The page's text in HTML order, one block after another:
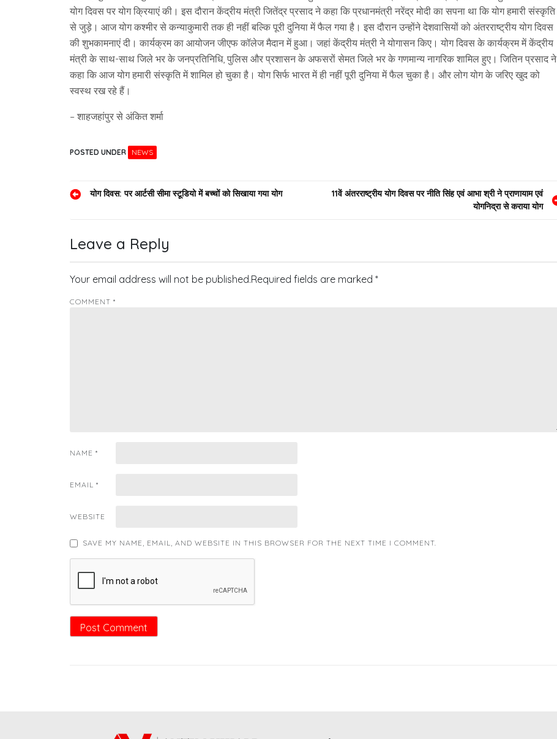
योग दिवस पर योग क्रियाएं की। इस दौरान केंद्रीय मंत्री जितेंद्र प्रसाद ने कहा कि प्रधानमंत्री नरेंद्र मोदी का सपना था कि योग हमारी संस्कृति
से जुड़े। आज योग कश्मीर से कन्याकुमारी तक ही नहीं बल्कि पूरी दुनिया में फैल गया है। इस दौरान उन्होंने देशवासियों को अंतरराष्ट्रीय योग दिवस
की शुभकामनाएं दी। कार्यक्रम का आयोजन जीएफ कॉलेज मैदान में हुआ। जहां केंद्रीय मंत्री ने योगासन किए। योग दिवस के कार्यक्रम में केंद्रीय
मंत्री के साथ-साथ जिले भर के जनप्रतिनिधि, पुलिस और प्रशासन के अफसरों सेमत जिले भर के गणमान्य नागरिक शामिल हुए। जितिन प्रसाद ने
कहा कि आज योग हमारी संस्कृति में शामिल हो चुका है। योग सिर्फ भारत में ही नहीं पूरी दुनिया में फैल चुका है। और लोग योग के जरिए खुद को
स्वस्थ रख रहे हैं।
– शाहजहांपुर से अंकित शर्मा
POSTED UNDER NEWS
Postयोग दिवस: पर आर्टसी सीमा स्टूडियो में बच्चों को सिखाया गया योग
11वें अंतरराष्ट्रीय योग दिवस पर नीति सिंह एवं आभा श्री ने प्राणायाम एवं
योगनिद्रा से कराया योग
Leave a Reply
Your email address will not be published.Required fields are marked *
COMMENT *
NAME *
EMAIL *
WEBSITE
SAVE MY NAME, EMAIL, AND WEBSITE IN THIS BROWSER FOR THE NEXT TIME I COMMENT.